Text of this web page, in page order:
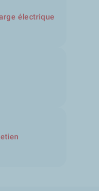
électrique